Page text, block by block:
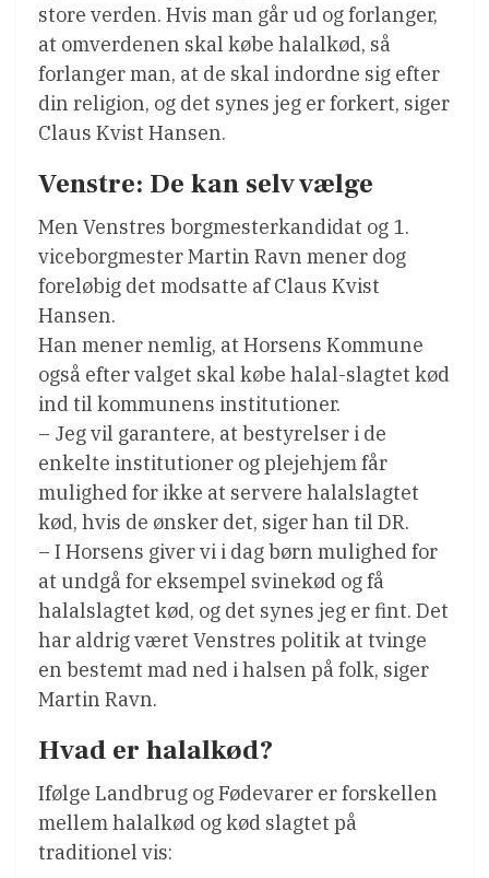
store verden. Hvis man går ud og forlanger,
at omverdenen skal købe halalkød, så
forlanger man, at de skal indordne sig efter
din religion, og det synes jeg er forkert, siger
Claus Kvist Hansen.
Venstre: De kan selv vælge
Men Venstres borgmesterkandidat og 1.
viceborgmester Martin Ravn mener dog
foreløbig det modsatte af Claus Kvist
Hansen.
Han mener nemlig, at Horsens Kommune
også efter valget skal købe halal-slagtet kød
ind til kommunens institutioner.
– Jeg vil garantere, at bestyrelser i de
enkelte institutioner og plejehjem får
mulighed for ikke at servere halalslagtet
kød, hvis de ønsker det, siger han til DR.
– I Horsens giver vi i dag børn mulighed for
at undgå for eksempel svinekød og få
halalslagtet kød, og det synes jeg er fint. Det
har aldrig været Venstres politik at tvinge
en bestemt mad ned i halsen på folk, siger
Martin Ravn.
Hvad er halalkød?
Ifølge Landbrug og Fødevarer er forskellen
mellem halalkød og kød slagtet på
traditionel vis: